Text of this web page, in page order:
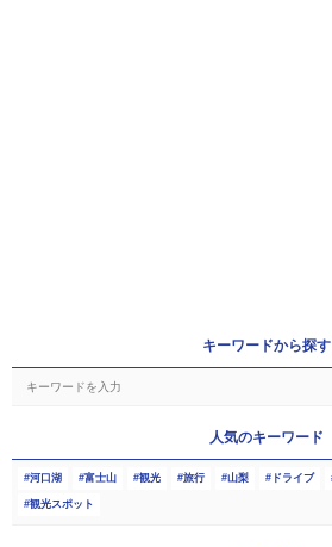
キーワードから探す
人気のキーワード
河口湖 富士山 観光 旅行 山梨 ドライブ
観光スポット